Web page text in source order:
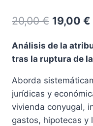
20,00€ El
original
20,00 €.
19,00 €
Análisis de la
tras la ruptura de
Aborda
jurídicas y
vivienda conyugal,
gastos, hipotecas y